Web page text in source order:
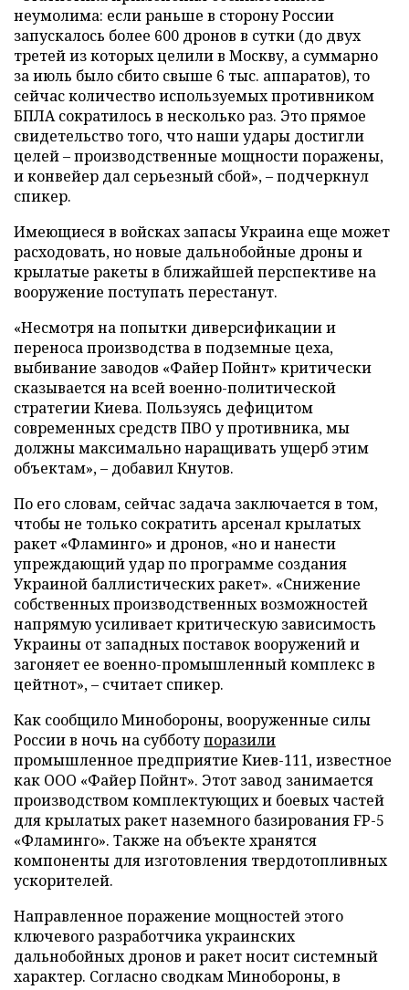
неумолима: если раньше в сторону России
запускалось более 600 дронов в сутки (до двух
третей из которых целили в Москву, а суммарно
за июль было сбито свыше 6 тыс. аппаратов), то
сейчас количество используемых противником
БПЛА сократилось в несколько раз. Это прямое
свидетельство того, что наши удары достигли
целей – производственные мощности поражены,
и конвейер дал серьезный сбой», – подчеркнул
спикер.
Имеющиеся в войсках запасы Украина еще может
расходовать, но новые дальнобойные дроны и
крылатые ракеты в ближайшей перспективе на
вооружение поступать перестанут.
«Несмотря на попытки диверсификации и
переноса производства в подземные цеха,
выбивание заводов «Файер Пойнт» критически
сказывается на всей военно-политической
стратегии Киева. Пользуясь дефицитом
современных средств ПВО у противника, мы
должны максимально наращивать ущерб этим
объектам», – добавил Кнутов.
По его словам, сейчас задача заключается в том,
чтобы не только сократить арсенал крылатых
ракет «Фламинго» и дронов, «но и нанести
упреждающий удар по программе создания
Украиной баллистических ракет». «Снижение
собственных производственных возможностей
напрямую усиливает критическую зависимость
Украины от западных поставок вооружений и
загоняет ее военно-промышленный комплекс в
цейтнот», – считает спикер.
Как сообщило Минобороны, вооруженные силы
России в ночь на субботупоразили
промышленное предприятие Киев-111, известное
как ООО «Файер Пойнт». Этот завод занимается
производством комплектующих и боевых частей
для крылатых ракет наземного базирования FP-5
«Фламинго». Также на объекте хранятся
компоненты для изготовления твердотопливных
ускорителей.
Направленное поражение мощностей этого
ключевого разработчика украинских
дальнобойных дронов и ракет носит системный
характер. Согласно сводкам Минобороны, в